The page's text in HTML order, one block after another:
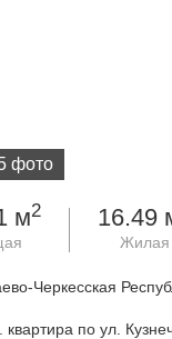
фото
м2 16.49
Жилая
Черкесская
квартира по ул.